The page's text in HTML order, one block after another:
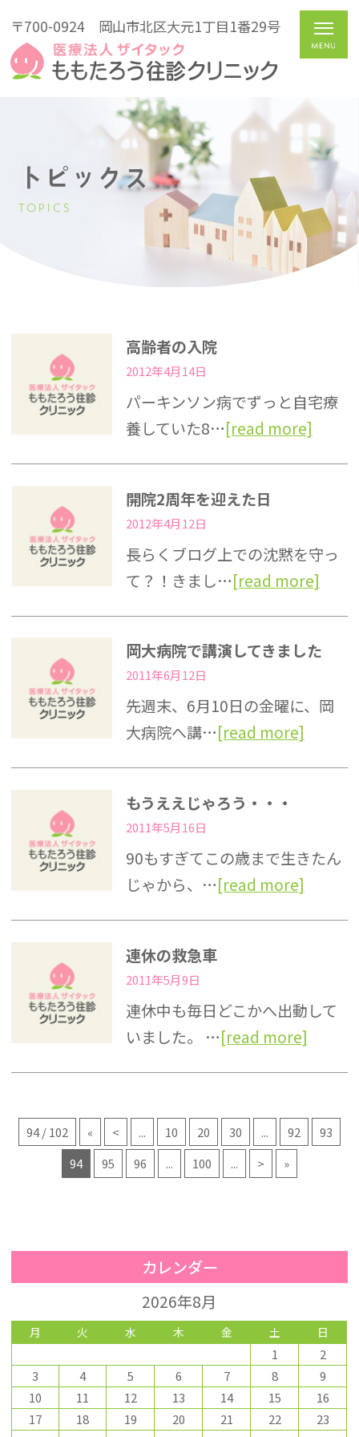
〒700-0924 岡山市北区大元1丁目1番29号
トピックス
TOPICS
高齢者の入院
2012年4月14日
パーキンソン病でずっと自宅療
養していた8…[read more]
開院2周年を迎えた日
2012年4月12日
長らくブログ上での沈黙を守っ
て？！きまし…[read more]
岡大病院で講演してきました
2011年6月12日
先週末、6月10日の金曜に、岡
大病院へ講…[read more]
もうええじゃろう・・・
2011年5月16日
90もすぎてこの歳まで生きたん
じゃから、…[read more]
連休の救急車
2011年5月9日
連休中も毎日どこかへ出動して
いました。 …[read more]
94 / 102 « < ... 10 20 30 ... 92
93
94
95 96 ... 100 ... > »
カレンダー
2026年8月
月 火 水 木 金 土 日
1
2
3
4 5 6 7 8
9
10
11 12 13 14 15
16
17
18 19 20 21 22
23